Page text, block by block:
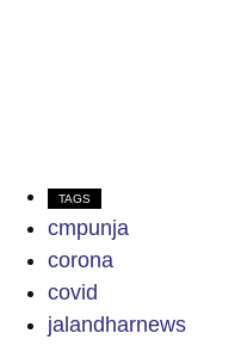
TAGS
cmpunja
corona
covid
jalandharnews